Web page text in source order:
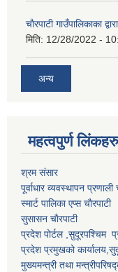
चाैरपाटी गाउँपालिकाका
मिति: 12/28/2022 -
अन्य
महत्वपुर्ण लि‌ंकहरु
श्रम संसार
पूर्वाधार व्यवस्थापन प्रणाली
स्मार्ट पालिका एप्स चाैरपाटी
सुसासन चाैरपाटी
प्रदेश पोर्टल ,सुदूरपश्चिम
प्रदेश प्रमुखको कार्यालय,
मुख्यमन्त्री तथा